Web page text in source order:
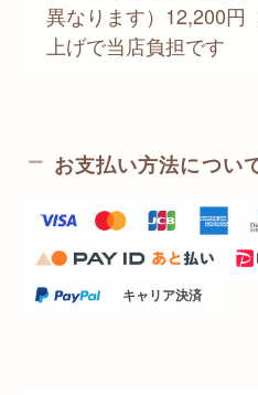
異なります）12,200円
上げで当店負担です
お支払い方法につい
キャリア決済